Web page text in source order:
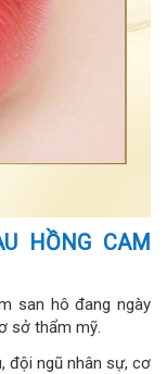
HỒNG CAM
san hô đang ngày
sở thẩm mỹ.
đội ngũ nhân sự, cơ